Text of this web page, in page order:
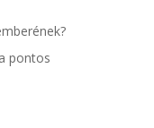
pontos